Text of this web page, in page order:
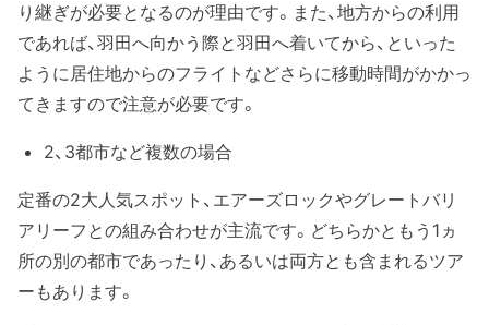
り継ぎが必要となるのが理由です。また、地方からの利用
であれば、羽田へ向かう際と羽田へ着いてから、といった
ように居住地からのフライトなどさらに移動時間がかかっ
てきますので注意が必要です。
2、3都市など複数の場合
定番の2大人気スポット、エアーズロックやグレートバリ
アリーフとの組み合わせが主流です。どちらかともう1ヵ
所の別の都市であったり、あるいは両方とも含まれるツア
ーもあります。